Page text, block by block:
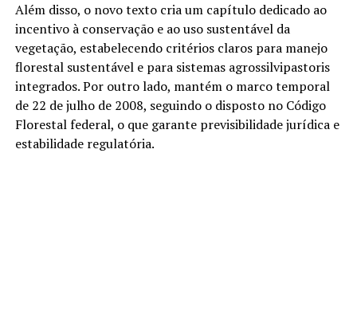
Além disso, o novo texto cria um capítulo dedicado ao
incentivo à conservação e ao uso sustentável da
vegetação, estabelecendo critérios claros para manejo
florestal sustentável e para sistemas agrossilvipastoris
integrados. Por outro lado, mantém o marco temporal
de 22 de julho de 2008, seguindo o disposto no Código
Florestal federal, o que garante previsibilidade jurídica e
estabilidade regulatória.